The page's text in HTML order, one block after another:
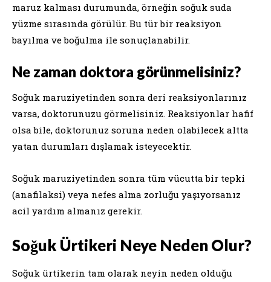
maruz kalması durumunda, örneğin soğuk suda
yüzme sırasında görülür. Bu tür bir reaksiyon
bayılma ve boğulma ile sonuçlanabilir.
Ne zaman doktora görünmelisiniz?
Soğuk maruziyetinden sonra deri reaksiyonlarınız
varsa, doktorunuzu görmelisiniz. Reaksiyonlar hafif
olsa bile, doktorunuz soruna neden olabilecek altta
yatan durumları dışlamak isteyecektir.
Soğuk maruziyetinden sonra tüm vücutta bir tepki
(anafilaksi) veya nefes alma zorluğu yaşıyorsanız
acil yardım almanız gerekir.
Soğuk Ürtikeri Neye Neden Olur?
Soğuk ürtikerin tam olarak neyin neden olduğu